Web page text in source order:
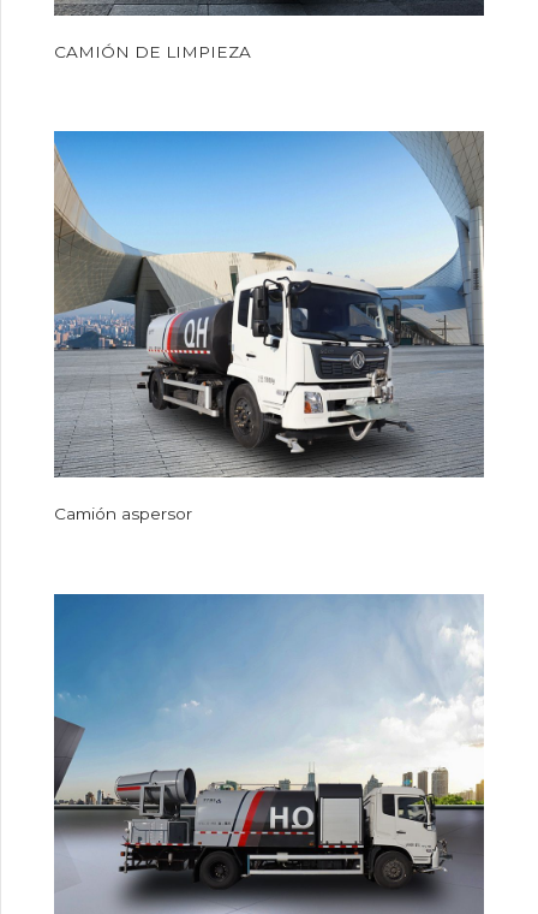
CAMIÓN DE LIMPIEZA
Camión aspersor